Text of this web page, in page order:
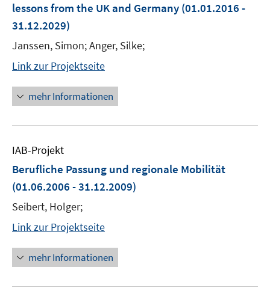
lessons from the UK and Germany (01.01.2016 -
31.12.2029)
Janssen, Simon; Anger, Silke;
Link zur Projektseite
mehr Informationen
IAB-Projekt
Berufliche Passung und regionale Mobilität
(01.06.2006 - 31.12.2009)
Seibert, Holger;
Link zur Projektseite
mehr Informationen